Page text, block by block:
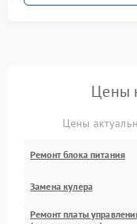
Цены
Цены
Ремонт блока питания
Замена кулера
Ремонт платы